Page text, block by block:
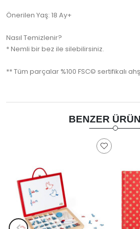
Önerilen Yaş: 18 Ay+
Nasıl Temizlenir?
* Nemli bir bez ile silebilirsiniz.
** Tüm parçalar %100 FSC© sertifikalı
BENZER